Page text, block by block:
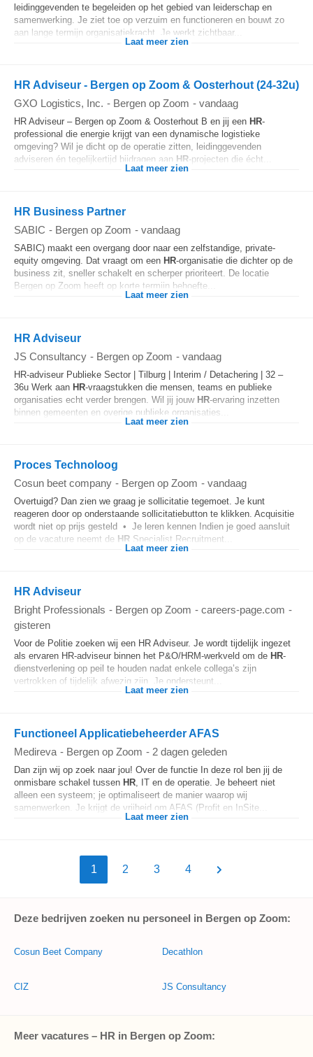
leidinggevenden te begeleiden op het gebied van leiderschap en
samenwerking. Je ziet toe op verzuim en functioneren en bouwt zo
aan lange termijn organisatiekracht. Je werkt zichtbaar...
Laat meer zien
HR Adviseur - Bergen op Zoom & Oosterhout (24-32u)
GXO Logistics, Inc. - Bergen op Zoom - vandaag
HR Adviseur – Bergen op Zoom & Oosterhout B en jij een HR-
professional die energie krijgt van een dynamische logistieke
omgeving? Wil je dicht op de operatie zitten, leidinggevenden
adviseren én tegelijkertijd bijdragen aan HR-projecten die écht...
Laat meer zien
HR Business Partner
SABIC - Bergen op Zoom - vandaag
SABIC) maakt een overgang door naar een zelfstandige, private-
equity omgeving. Dat vraagt om een HR-organisatie die dichter op de
business zit, sneller schakelt en scherper prioriteert. De locatie
Bergen op Zoom heeft op korte termijn behoefte...
Laat meer zien
HR Adviseur
JS Consultancy - Bergen op Zoom - vandaag
HR-adviseur Publieke Sector | Tilburg | Interim / Detachering | 32 –
36u Werk aan HR-vraagstukken die mensen, teams en publieke
organisaties echt verder brengen. Wil jij jouw HR-ervaring inzetten
binnen gemeenten en overige publieke organisaties...
Laat meer zien
Proces Technoloog
Cosun beet company - Bergen op Zoom - vandaag
Overtuigd? Dan zien we graag je sollicitatie tegemoet. Je kunt
reageren door op onderstaande sollicitatiebutton te klikken. Acquisitie
wordt niet op prijs gesteld • Je leren kennen Indien je goed aansluit
op de vacature neemt de HR Specialist Recruitment...
Laat meer zien
HR Adviseur
Bright Professionals - Bergen op Zoom - careers-page.com -
gisteren
Voor de Politie zoeken wij een HR Adviseur. Je wordt tijdelijk ingezet
als ervaren HR-adviseur binnen het P&O/HRM-werkveld om de HR-
dienstverlening op peil te houden nadat enkele collega’s zijn
vertrokken of tijdelijk afwezig zijn. Je ondersteunt...
Laat meer zien
Functioneel Applicatiebeheerder AFAS
Medireva - Bergen op Zoom - 2 dagen geleden
Dan zijn wij op zoek naar jou! Over de functie In deze rol ben jij de
onmisbare schakel tussen HR, IT en de operatie. Je beheert niet
alleen een systeem; je optimaliseert de manier waarop wij
samenwerken. Je krijgt de vrijheid om AFAS (Profit en InSite...
Laat meer zien
1 2 3 4
Deze bedrijven zoeken nu personeel in Bergen op Zoom:
Cosun Beet Company
CIZ
Decathlon
JS Consultancy
Meer vacatures – HR in Bergen op Zoom: